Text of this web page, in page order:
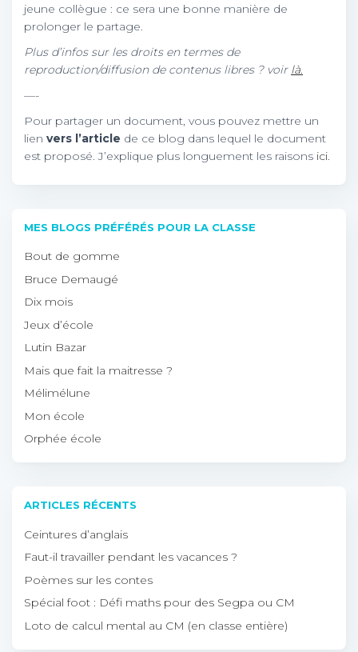
jeune collègue : ce sera une bonne manière de
prolonger le partage.
Plus d’infos sur les droits en termes de
reproduction/diffusion de contenus libres ? voir là.
—-
Pour partager un document, vous pouvez mettre un
lien vers l’article de ce blog dans lequel le document
est proposé. J’explique plus longuement les raisons ici.
MES BLOGS PRÉFÉRÉS POUR LA CLASSE
Bout de gomme
Bruce Demaugé
Dix mois
Jeux d’école
Lutin Bazar
Mais que fait la maitresse ?
Mélimélune
Mon école
Orphée école
ARTICLES RÉCENTS
Ceintures d’anglais
Faut-il travailler pendant les vacances ?
Poèmes sur les contes
Spécial foot : Défi maths pour des Segpa ou CM
Loto de calcul mental au CM (en classe entière)